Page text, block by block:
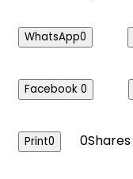
WhatsApp0
Facebook 0
Print0 0Shares